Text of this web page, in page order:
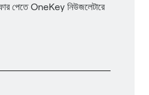
পেতে OneKey নিউজলেটারে